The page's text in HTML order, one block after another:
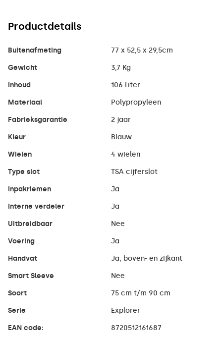
Productdetails
Buitenafmeting 77 x 52,5 x 29,5cm
Gewicht 3,7 Kg
Inhoud 106 Liter
Materiaal Polypropyleen
Fabrieksgarantie 2 jaar
Kleur Blauw
Wielen 4 wielen
Type slot TSA cijferslot
Inpakriemen Ja
Interne verdeler Ja
Uitbreidbaar Nee
Voering Ja
Handvat Ja, boven- en zijkant
Smart Sleeve Nee
Soort 75 cm t/m 90 cm
Serie Explorer
EAN code: 8720512161687